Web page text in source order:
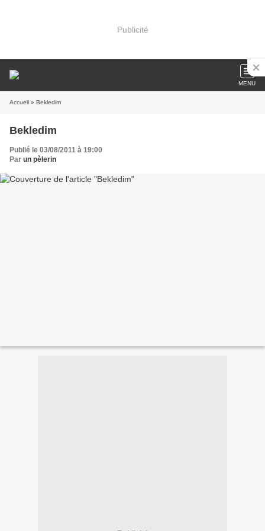
Publicité
MENU
Accueil » Bekledim
Bekledim
Publié le 03/08/2011 à 19:00
Par un pèlerin